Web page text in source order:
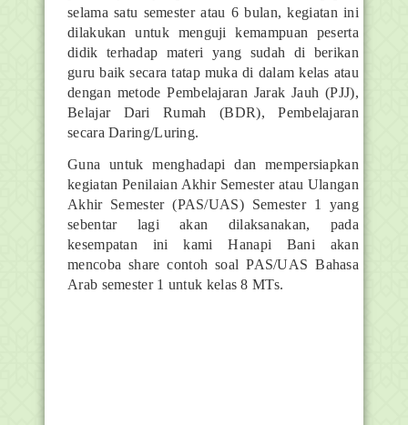
selama satu semester atau 6 bulan, kegiatan ini
dilakukan untuk menguji kemampuan peserta
didik terhadap materi yang sudah di berikan
guru baik secara tatap muka di dalam kelas atau
dengan metode Pembelajaran Jarak Jauh (PJJ),
Belajar Dari Rumah (BDR), Pembelajaran
secara Daring/Luring.
Guna untuk menghadapi dan mempersiapkan
kegiatan Penilaian Akhir Semester atau Ulangan
Akhir Semester (PAS/UAS) Semester 1 yang
sebentar lagi akan dilaksanakan, pada
kesempatan ini kami Hanapi Bani akan
mencoba share contoh soal PAS/UAS Bahasa
Arab semester 1 untuk kelas 8 MTs.